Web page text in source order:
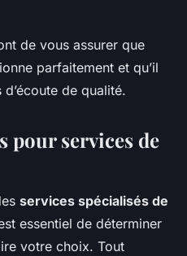
de vous assurer que
parfaitement et qu’il
de qualité.
pour services de
services spécialisés de
essentiel de déterminer
votre choix. Tout